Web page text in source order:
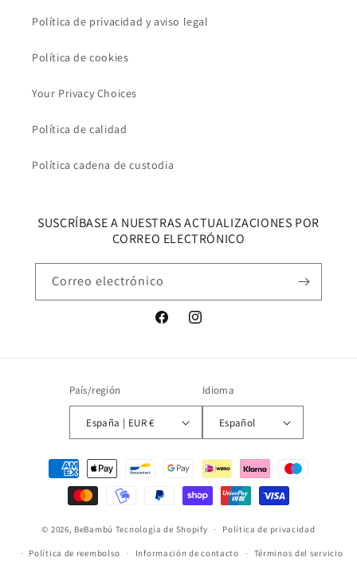
Política de privacidad y aviso legal
Política de cookies
Your Privacy Choices
Política de calidad
Política cadena de custodia
SUSCRÍBASE A NUESTRAS ACTUALIZACIONES POR
CORREO ELECTRÓNICO
Correo electrónico
FacebookInstagram
País/región
España | EUR €
Idioma
Español
Formas
© 2026, BeBambú Tecnología de Shopify Política de privacidad
Política de reembolso Información de contacto Términos del servicio